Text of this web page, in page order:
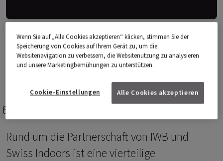
Video: IWB
Rund um die Partnerschaft von IWB und
Swiss Indoors ist eine vierteilige
Wenn Sie auf „Alle Cookies akzeptieren“ klicken, stimmen Sie der
Speicherung von Cookies auf Ihrem Gerät zu, um die
Websitenavigation zu verbessern, die Websitenutzung zu analysieren
und unsere Marketingbemühungen zu unterstützen.
Alle Cookies akzeptieren
Cookie-Einstellungen